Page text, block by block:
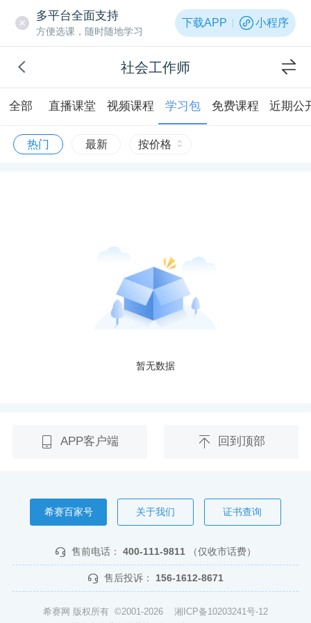
多平台全面支持
方便选课，随时随地学习
下载APP 小程序
社会工作师
全部 直播课堂 视频课程 学习包 免费课程 近期公
热门 最新 按价格
暂无数据
APP客户端 回到顶部
希赛百家号 关于我们 证书查询
售前电话： 400-111-9811 （仅收市话费）
售后投诉： 156-1612-8671
希赛网 版权所有 ©2001-2026 湘ICP备10203241号-12